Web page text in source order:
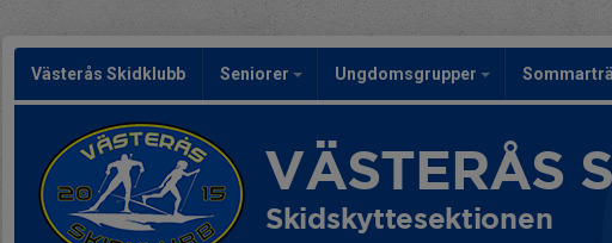
Västerås Skidklubb Seniorer Ungdomsgrupper
VÄSTERÅS
Skidskyttesektionen